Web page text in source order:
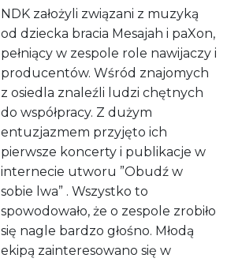
NDK założyli związani z muzyką
od dziecka bracia Mesajah i paXon,
pełniący w zespole role nawijaczy i
producentów. Wśród znajomych
z osiedla znaleźli ludzi chętnych
do współpracy. Z dużym
entuzjazmem przyjęto ich
pierwsze koncerty i publikacje w
internecie utworu ”Obudź w
sobie lwa” . Wszystko to
spowodowało, że o zespole zrobiło
się nagle bardzo głośno. Młodą
ekipą zainteresowano się w